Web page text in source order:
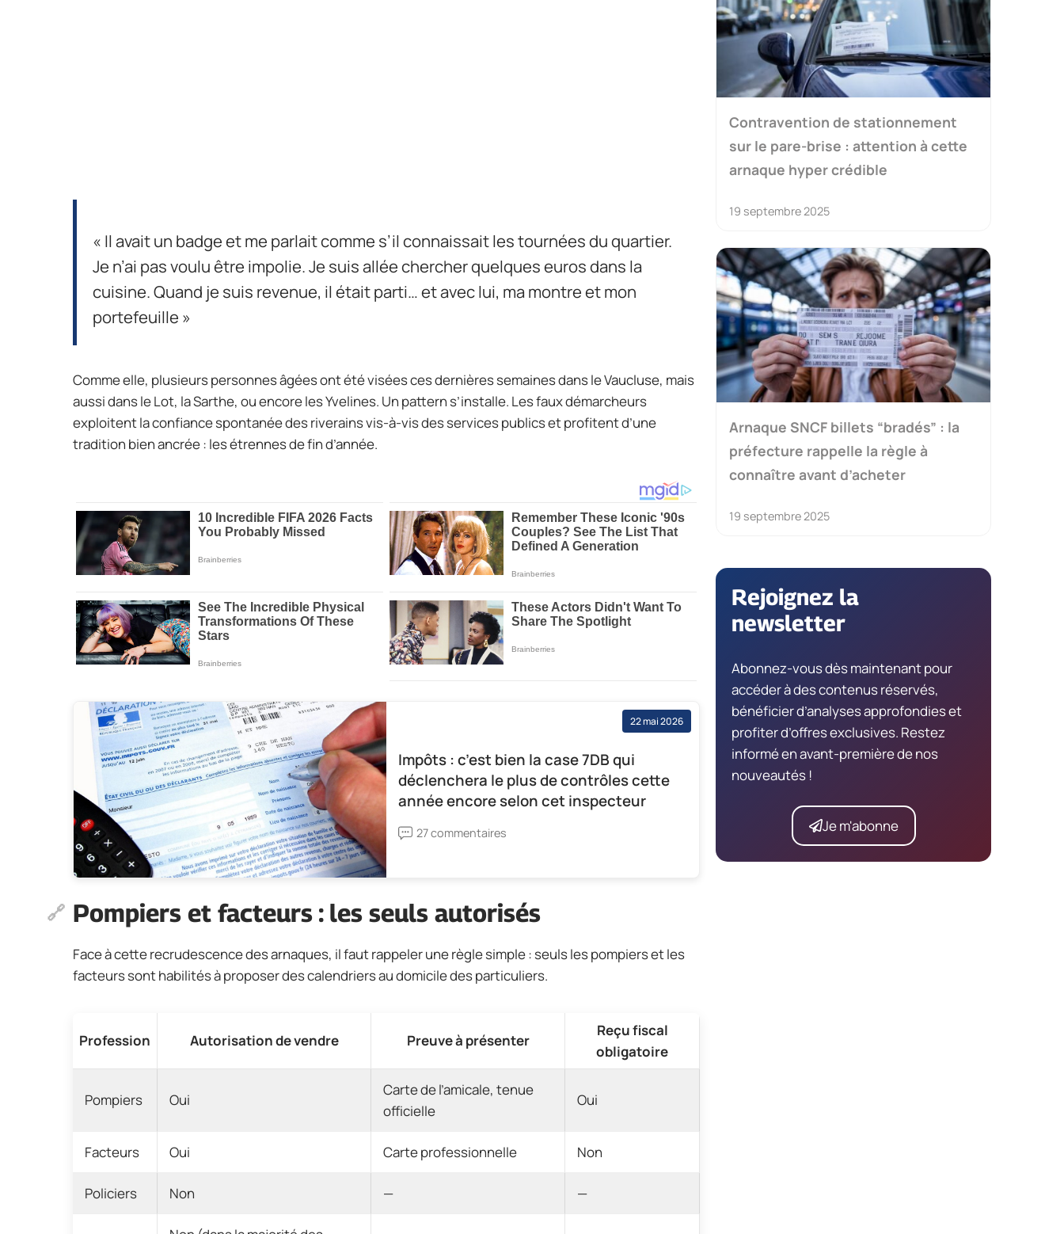
« Il avait un badge et me parlait comme s’il connaissait les tournées du quartier.
Je n’ai pas voulu être impolie. Je suis allée chercher quelques euros dans la
cuisine. Quand je suis revenue, il était parti… et avec lui, ma montre et mon
portefeuille »
Comme elle, plusieurs personnes âgées ont été visées ces dernières semaines dans le Vaucluse, mais
aussi dans le Lot, la Sarthe, ou encore les Yvelines. Un pattern s’installe. Les faux démarcheurs
exploitent la confiance spontanée des riverains vis-à-vis des services publics et profitent d’une
tradition bien ancrée : les étrennes de fin d’année.
22 mai 2026
Impôts : c’est bien la case 7DB qui
déclenchera le plus de contrôles cette
année encore selon cet inspecteur
27 commentaires
Pompiers et facteurs : les seuls autorisés
Face à cette recrudescence des arnaques, il faut rappeler une règle simple : seuls les pompiers et les
facteurs sont habilités à proposer des calendriers au domicile des particuliers.
Profession Autorisation de vendre Preuve à présenter
Reçu fiscal
obligatoire
Pompiers Oui
Carte de l’amicale, tenue
officielle
Oui
Facteurs Oui Carte professionnelle Non
Policiers Non — —
Contravention de stationnement
sur le pare-brise : attention à cette
arnaque hyper crédible
19 septembre 2025
Arnaque SNCF billets “bradés” : la
préfecture rappelle la règle à
connaître avant d’acheter
19 septembre 2025
Rejoignez la
newsletter
Abonnez-vous dès maintenant pour
accéder à des contenus réservés,
bénéficier d’analyses approfondies et
profiter d’offres exclusives. Restez
informé en avant-première de nos
nouveautés !
Je m'abonne